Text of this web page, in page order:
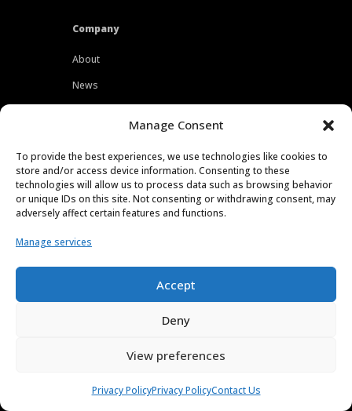
Manage Consent
To provide the best experiences, we use technologies like cookies to
store and/or access device information. Consenting to these
technologies will allow us to process data such as browsing behavior
or unique IDs on this site. Not consenting or withdrawing consent, may
adversely affect certain features and functions.
Manage services
Accept
Deny
View preferences
Privacy PolicyPrivacy PolicyContact Us
Company
About
News
Locations
Careers
Press
Contact
Privacy Policy